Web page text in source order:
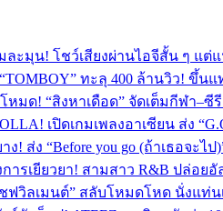
ละมุน! โชว์เสียงผ่านไอจีสั้น ๆ แต่
ทะลุ 400 ล้านวิว! ขึ้น
หมด! “สิงหาเดือด” จัดเต็มกีฬา–
เปิดเกมเพลงอาเซียน ส่ง
ง! ส่ง “Before you go (ถ้าเธอจ
ารเยียวยา! สามสาว R&B ปล่อย
ชฟวิลเมนต์” สลับโหมดโหด นั่งแ